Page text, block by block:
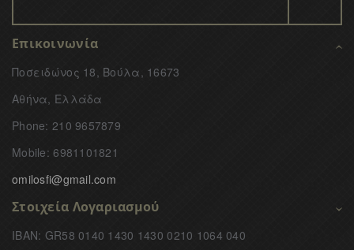
Επικοινωνία
Ποσειδώνος 18, Βούλα, 16673
Αθήνα, Ελλάδα
Phone: 210 9657879
Mobile: 6981101821
omilosfi@gmail.com
Στοιχεία Λογαριασμού
IBAN: GR58 0140 1430 1430 0210 1064 040